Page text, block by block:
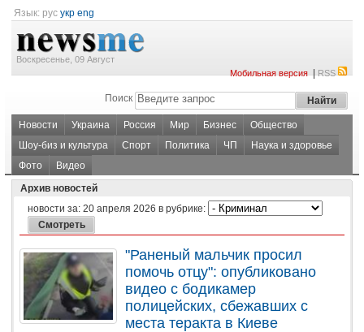
Язык: рус укр eng
Воскресенье, 09 Август
Мобильная версия|RSS
Поиск
Новости Украина Россия Мир Бизнес
Общество
Шоу-биз и культура
Спорт Политика ЧП
Наука и здоровье
Фото
Видео
Архив новостей
новости за: 20 апреля 2026 в рубрике:
"Раненый мальчик просил
помочь отцу": опубликовано
видео с бодикамер
полицейских, сбежавших с
места теракта в Киеве